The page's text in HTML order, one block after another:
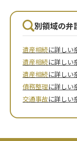
別領域の弁
遺産相続に詳しい
遺産相続に詳しい
遺産相続に詳しい
債務整理に詳しい
交通事故に詳しい